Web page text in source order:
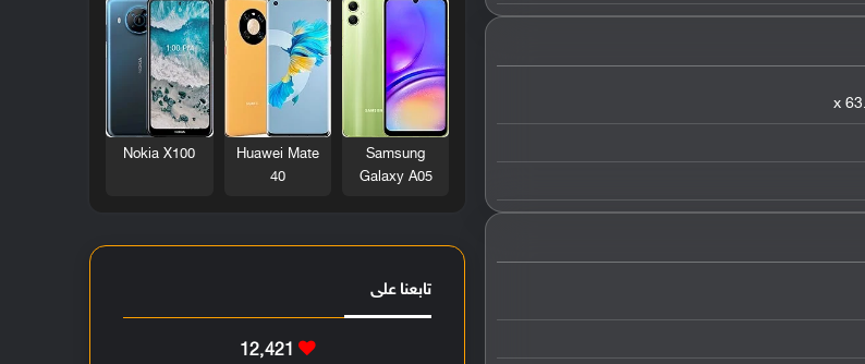
Samsung
Galaxy A05
Huawei Mate
40
Nokia X100
تابعنا على
12٬421